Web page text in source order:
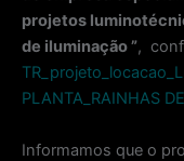
projetos
de iluminação ”,
PLANTA_RAINHAS
Informamos que o